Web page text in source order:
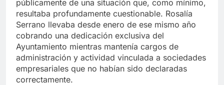
públicamente de una situación que, como mínimo,
resultaba profundamente cuestionable. Rosalía
Serrano llevaba desde enero de ese mismo año
cobrando una dedicación exclusiva del
Ayuntamiento mientras mantenía cargos de
administración y actividad vinculada a sociedades
empresariales que no habían sido declaradas
correctamente.